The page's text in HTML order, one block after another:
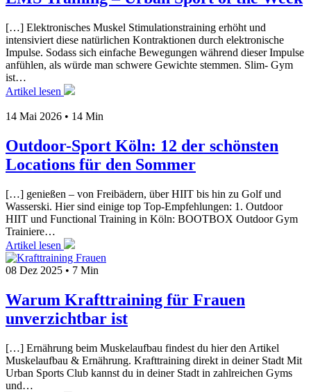
[…] Elektronisches Muskel Stimulationstraining erhöht und
intensiviert diese natürlichen Kontraktionen durch elektronische
Impulse. Sodass sich einfache Bewegungen während dieser Impulse
anfühlen, als würde man schwere Gewichte stemmen. Slim- Gym
ist…
Artikel lesen
14 Mai 2026 • 14 Min
Outdoor-Sport Köln: 12 der schönsten
Locations für den Sommer
[…] genießen – von Freibädern, über HIIT bis hin zu Golf und
Wasserski. Hier sind einige top Top-Empfehlungen: 1. Outdoor
HIIT und Functional Training in Köln: BOOTBOX Outdoor Gym
Trainiere…
Artikel lesen
08 Dez 2025 • 7 Min
Warum Krafttraining für Frauen
unverzichtbar ist
[…] Ernährung beim Muskelaufbau findest du hier den Artikel
Muskelaufbau & Ernährung. Krafttraining direkt in deiner Stadt Mit
Urban Sports Club kannst du in deiner Stadt in zahlreichen Gyms
und…